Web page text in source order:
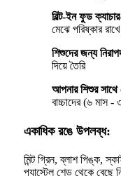
বিল্ট-ইন ফুড ক্যাচার
মেঝে পরিষ্কার রাখে
শিশুদের জন্য
দিয়ে তৈরি
আপনার শিশুর সাথে
বাচ্চাদের (৬
একাধিক রঙে উপলব্ধ:
মিন্ট গ্রিন, ব্লাশ পিঙ্ক,
প্যাস্টেল শেড থেকে বেছে